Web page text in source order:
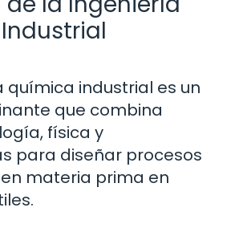
química industrial es un
que combina
física y
para diseñar procesos
materia prima en